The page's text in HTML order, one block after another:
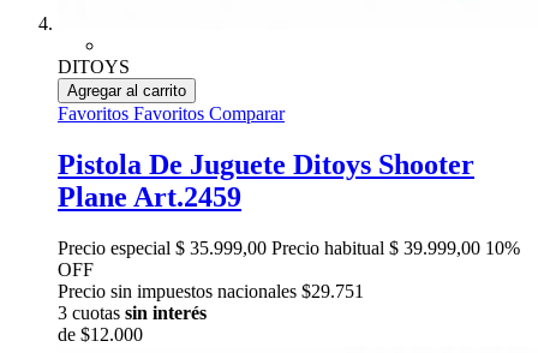
DITOYS
Agregar al carrito
Favoritos Favoritos Comparar
Pistola De Juguete Ditoys Shooter
Plane Art.2459
Precio especial $ 35.999,00 Precio habitual $ 39.999,00 10%
OFF
Precio sin impuestos nacionales $29.751
3 cuotas sin interés
de $12.000